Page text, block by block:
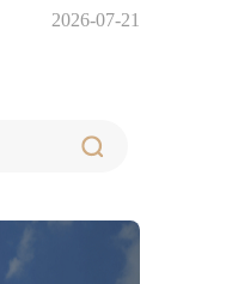
2026-07-21